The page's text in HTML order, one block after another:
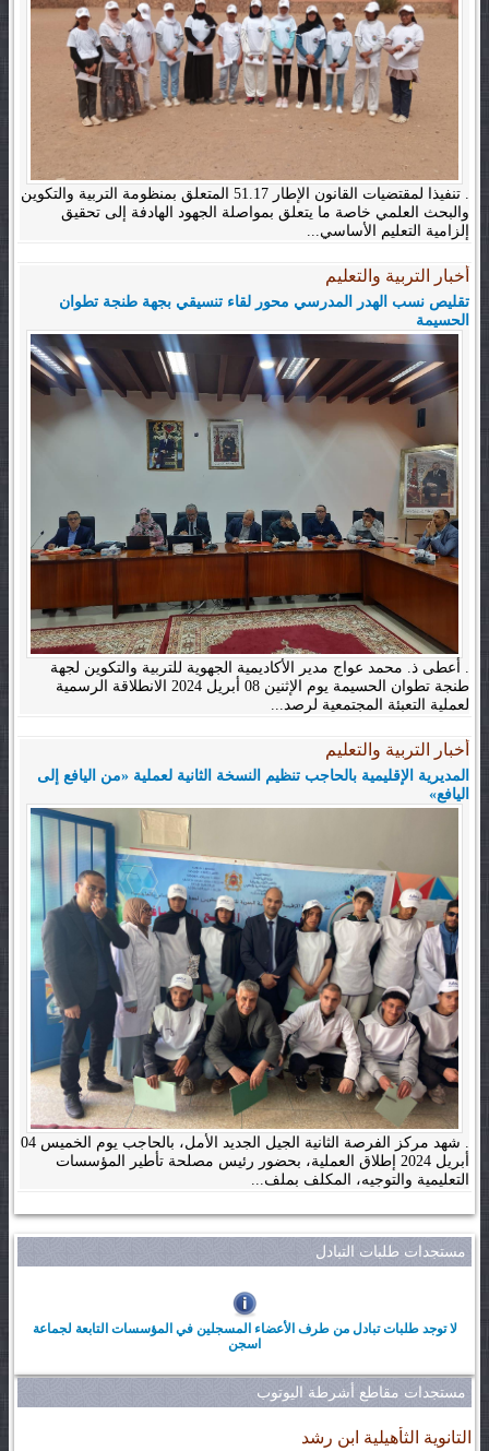
. تنفيذا لمقتضيات القانون الإطار 51.17 المتعلق بمنظومة التربية والتكوين
والبحث العلمي خاصة ما يتعلق بمواصلة الجهود الهادفة إلى تحقيق
إلزامية التعليم الأساسي...
أخبار التربية والتعليم
تقليص نسب الهدر المدرسي محور لقاء تنسيقي بجهة طنجة تطوان
الحسيمة
. أعطى ذ. محمد عواج مدير الأكاديمية الجهوية للتربية والتكوين لجهة
طنجة تطوان الحسيمة يوم الإثنين 08 أبريل 2024 الانطلاقة الرسمية
لعملية التعبئة المجتمعية لرصد...
أخبار التربية والتعليم
المديرية الإقليمية بالحاجب تنظيم النسخة الثانية لعملية «من اليافع إلى
اليافع»
. شهد مركز الفرصة الثانية الجيل الجديد الأمل، بالحاجب يوم الخميس 04
أبريل 2024 إطلاق العملية، بحضور رئيس مصلحة تأطير المؤسسات
التعليمية والتوجيه، المكلف بملف...
مستجدات طلبات التبادل
لا توجد طلبات تبادل من طرف الأعضاء المسجلين في المؤسسات التابعة لجماعة
اسجن
مستجدات مقاطع أشرطة اليوتوب
التانوية الثأهيلية ابن رشد